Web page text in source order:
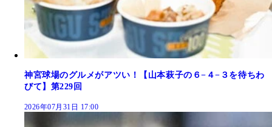
神宮球場のグルメがアツい！【山本萩子の６−４−３を待ちわ
びて】第229回
2026年07月31日 17:00